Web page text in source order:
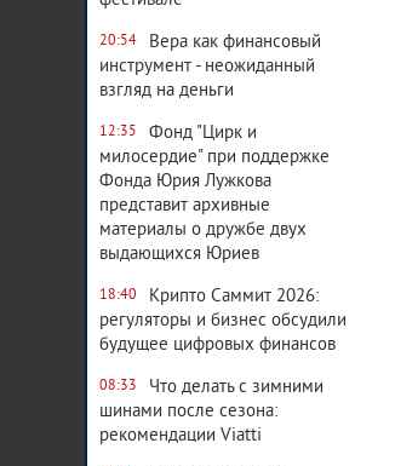
20:54
Вера как финансовый
инструмент - неожиданный
взгляд на деньги
12:35
Фонд "Цирк и
милосердие" при поддержке
Фонда Юрия Лужкова
представит архивные
материалы о дружбе двух
выдающихся Юриев
18:40
Крипто Саммит 2026:
регуляторы и бизнес обсудили
будущее цифровых финансов
08:33
Что делать с зимними
шинами после сезона:
рекомендации Viatti